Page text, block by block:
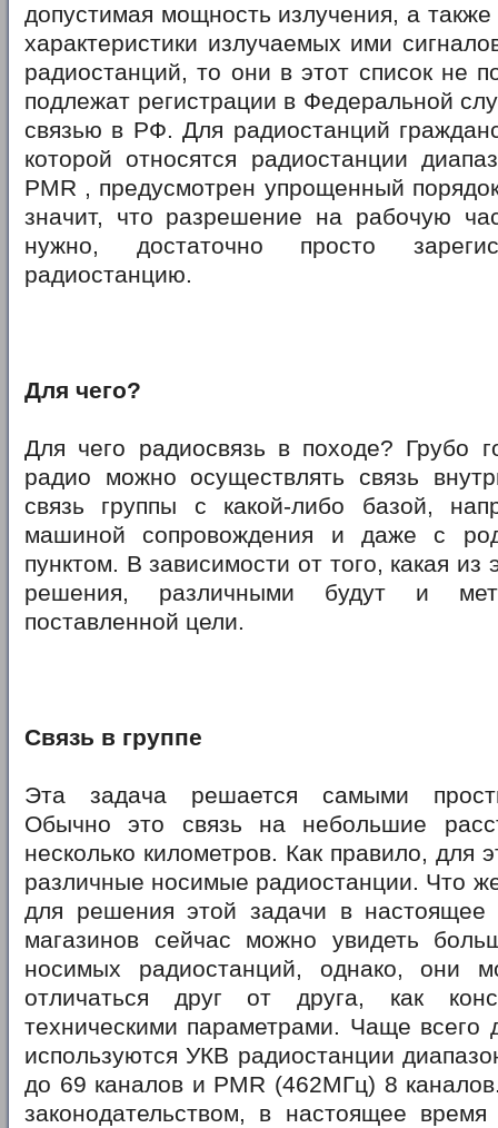
допустимая мощность излучения, а
характеристики излучаемых ими
радиостанций, то они в этот список не
подлежат регистрации в Федеральной
связью в РФ. Для радиостанций
которой относятся радиостанции
PMR , предусмотрен упрощенный
значит, что разрешение на рабочую
нужно, достаточно просто
радиостанцию.
Для чего?
Для чего радиосвязь в походе? Грубо
радио можно осуществлять связь
связь группы с какой-либо базой,
машиной сопровождения и даже с
пунктом. В зависимости от того, какая из
решения, различными будут и
поставленной цели.
Связь в группе
Эта задача решается самыми
Обычно это связь на небольшие
несколько километров. Как правило, для
различные носимые радиостанции. Что
для решения этой задачи в настоящее
магазинов сейчас можно увидеть
носимых радиостанций, однако, они
отличаться друг от друга, как
техническими параметрами. Чаще всего
используются УКВ радиостанции
до 69 каналов и PMR (462МГц) 8
законодательством, в настоящее